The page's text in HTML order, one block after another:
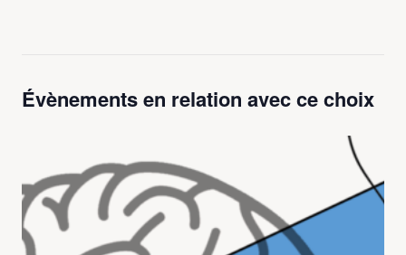
Évènements en relation avec ce choix